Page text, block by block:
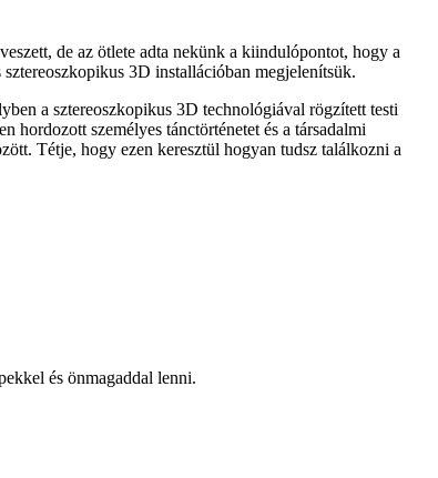
de az ötlete adta nekünk a kiindulópontot, hogy a
3D installációban megjelenítsük.
a sztereoszkopikus 3D technológiával rögzített testi
hordozott személyes tánctörténetet és a társadalmi
Tétje, hogy ezen keresztül hogyan tudsz találkozni a
és önmagaddal lenni.